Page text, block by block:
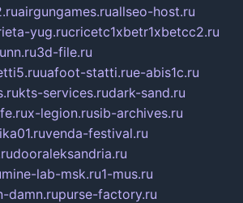
airgungames.ruallseo-host.ru
yug.rucricetc1xbetr1xbetcc2.ru
3d-file.ru
uafoot-statti.rue-abis1c.ru
kts-services.rudark-sand.ru
x-legion.rusib-archives.ru
venda-festival.ru
dooraleksandria.ru
mine-lab-msk.ru1-mus.ru
damn.rupurse-factory.ru